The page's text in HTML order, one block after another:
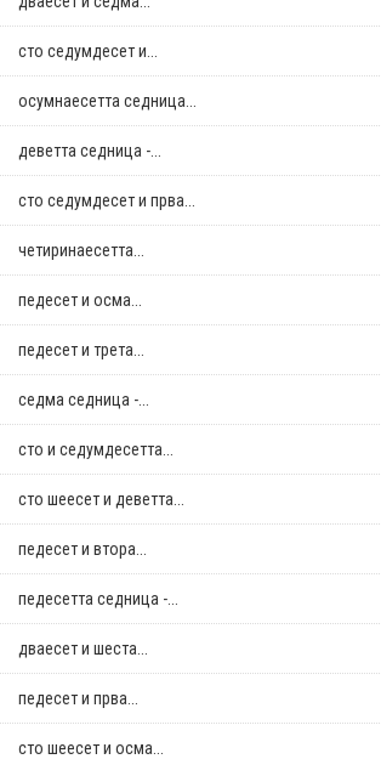
сто седумдесет и...
осумнaесетта седница...
деветта седница -...
сто седумдесет и прва...
четиринаесетта...
педесет и осма...
педесет и трета...
седма седница -...
сто и седумдесетта...
сто шеесет и деветта...
педесет и втора...
педесетта седница -...
дваесет и шеста...
педесет и прва...
сто шеесет и осма...